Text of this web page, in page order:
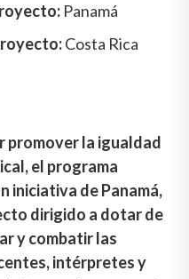
Panamá
Costa Rica
promover la igualdad
el programa
iniciativa de Panamá,
dirigido a dotar de
y combatir las
intérpretes y